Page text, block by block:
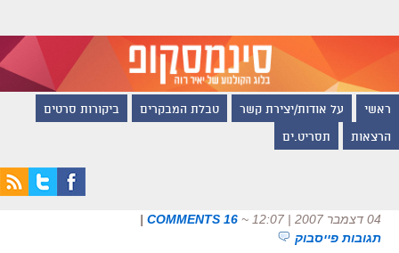
ראשי על אודות/יצירת קשר טבלת המבקרים ביקורות סרטים
הרצאות תסריט.ים
04 דצמבר 2007 | 12:07 ~
16 COMMENTS
|
תגובות פייסבוק